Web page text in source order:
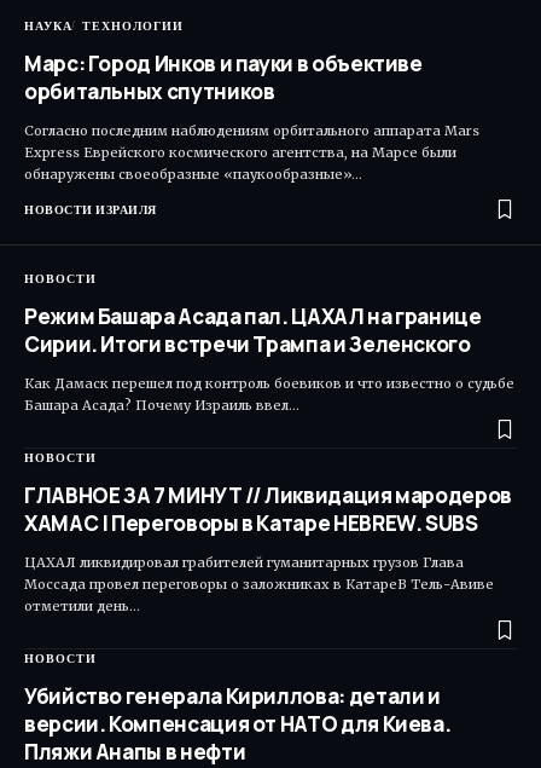
НАУКА ТЕХНОЛОГИИ
Марс: Город Инков и пауки в объективе
орбитальных спутников
Согласно последним наблюдениям орбитального аппарата Mars
Express Еврейского космического агентства, на Марсе были
обнаружены своеобразные «паукообразные»…
НОВОСТИ ИЗРАИЛЯ
НОВОСТИ
Режим Башара Асада пал. ЦАХАЛ на границе
Сирии. Итоги встречи Трампа и Зеленского
Как Дамаск перешел под контроль боевиков и что известно о судьбе
Башара Асада? Почему Израиль ввел…
НОВОСТИ
ГЛАВНОЕ ЗА 7 МИНУТ // Ликвидация мародеров
ХАМАС | Переговоры в Катаре HEBREW. SUBS
ЦАХАЛ ликвидировал грабителей гуманитарных грузов Глава
Моссада провел переговоры о заложниках в КатареВ Тель-Авиве
отметили день…
НОВОСТИ
Убийство генерала Кириллова: детали и
версии. Компенсация от НАТО для Киева.
Пляжи Анапы в нефти